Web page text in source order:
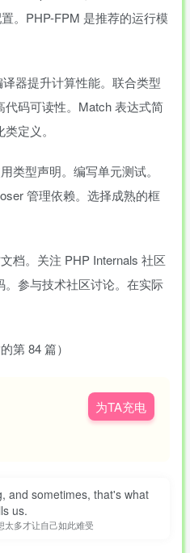
。PHP-FPM 是推荐的运行模
器提升计算性能。联合类型
码可读性。Match 表达式简
定义。
类型声明。编写单元测试。
管理依赖。选择成熟的框
档。关注 PHP Internals 社区
参与技术社区讨论。在实际
第 84 篇）
为TA充电
and sometimes, that's what
us.
太多才让自己如此难受